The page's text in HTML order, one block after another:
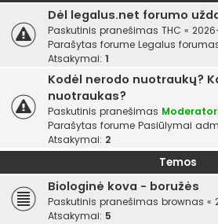
Dėl legalus.net forumo
Paskutinis pranešimas THC «
Parašytas forume Legalus
Atsakymai: 1
Kodėl nerodo nuotraukų?
nuotraukas?
Paskutinis pranešimas
Parašytas forume Pasiūlymai
Atsakymai: 2
Temos
Biologinė kova - boružės
Paskutinis pranešimas brownas «
Atsakymai: 5